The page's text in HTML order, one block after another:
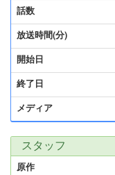
話数
放送時間(分)
開始日
終了日
メディア
スタッフ
原作